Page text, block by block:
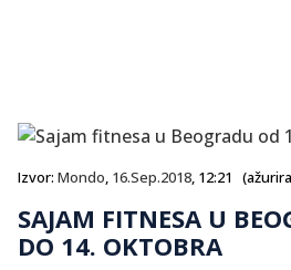
Izvor: Mondo, 16.Sep.2018, 12:21
SAJAM FITNESA U
DO 14. OKTOBRA